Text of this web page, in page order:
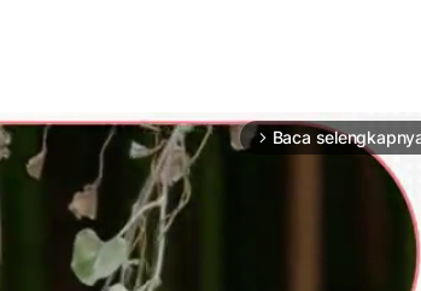
arrow_forward_ios Baca